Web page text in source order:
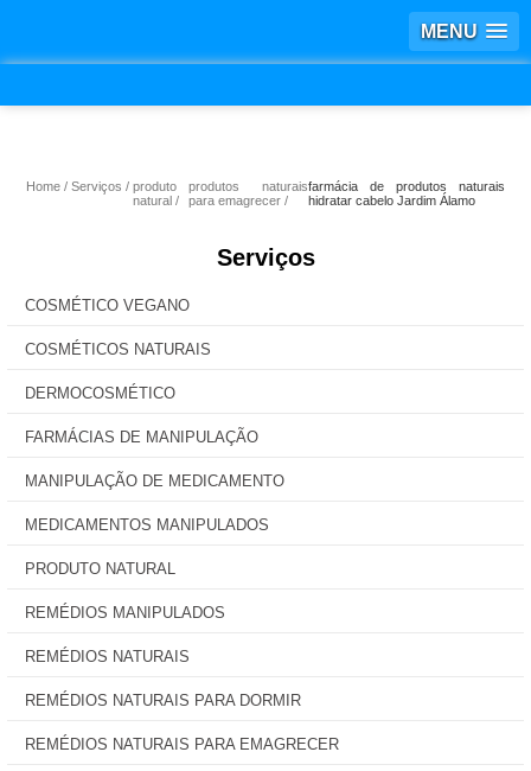
MENU
Home Serviços
produto
natural
produtos naturais
para emagrecer
farmácia de produtos naturais
hidratar cabelo Jardim Álamo
Serviços
COSMÉTICO VEGANO
COSMÉTICOS NATURAIS
DERMOCOSMÉTICO
FARMÁCIAS DE MANIPULAÇÃO
MANIPULAÇÃO DE MEDICAMENTO
MEDICAMENTOS MANIPULADOS
PRODUTO NATURAL
REMÉDIOS MANIPULADOS
REMÉDIOS NATURAIS
REMÉDIOS NATURAIS PARA DORMIR
REMÉDIOS NATURAIS PARA EMAGRECER